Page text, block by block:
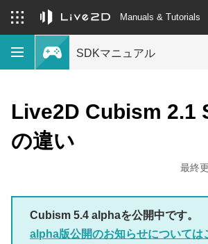
Manuals & Tutorials
SDKマニュアル
Live2D Cubism 2.1
の違い
最終
Cubism 5.4 alphaを公開中です。
alpha版公開のお知らせについては